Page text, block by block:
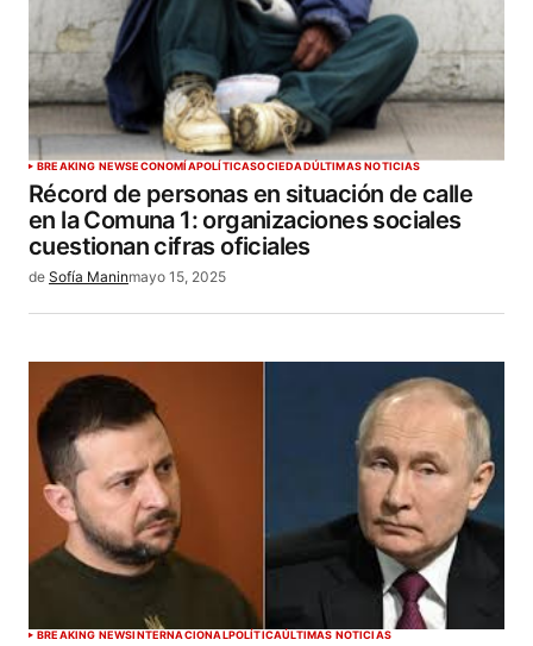
BREAKING NEWSECONOMÍAPOLÍTICASOCIEDADÚLTIMAS NOTICIAS
Récord de personas en situación de calle
en la Comuna 1: organizaciones sociales
cuestionan cifras oficiales
de Sofía Maninmayo 15, 2025
BREAKING NEWSINTERNACIONALPOLÍTICAÚLTIMAS NOTICIAS